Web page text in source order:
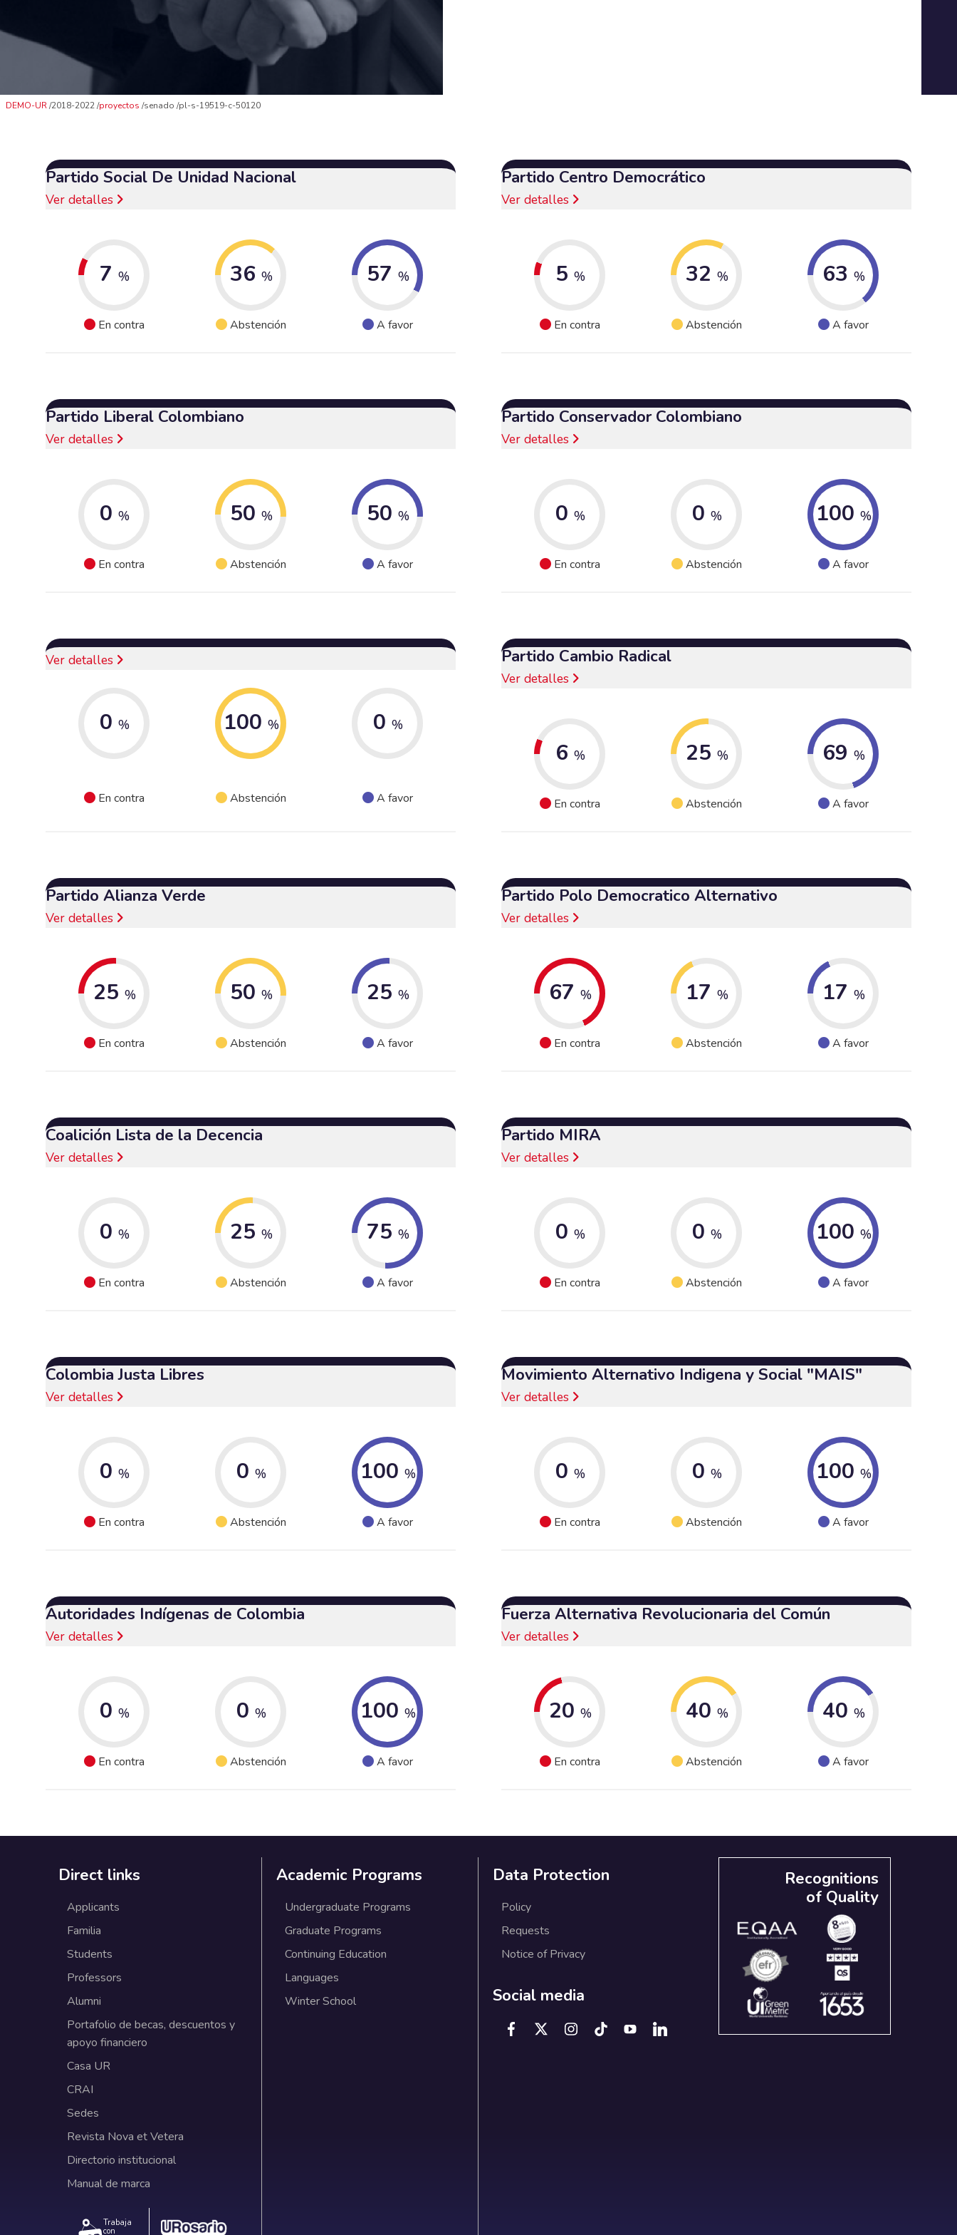
DEMO-UR 2018-2022 proyectos senado pl-s-19519-c-50120
Partido Social De Unidad Nacional
Ver detalles
7 %
En contra
36 %
Abstención
57 %
A favor
Partido Centro Democrático
Ver detalles
5 %
En contra
32 %
Abstención
63 %
A favor
Partido Liberal Colombiano
Ver detalles
0 %
En contra
50 %
Abstención
50 %
A favor
Partido Conservador Colombiano
Ver detalles
0 %
En contra
0 %
Abstención
100 %
A favor
Ver detalles
0 %
En contra
100 %
Abstención
0 %
A favor
Partido Cambio Radical
Ver detalles
6 %
En contra
25 %
Abstención
69 %
A favor
Partido Alianza Verde
Ver detalles
25 %
En contra
50 %
Abstención
25 %
A favor
Partido Polo Democratico Alternativo
Ver detalles
67 %
En contra
17 %
Abstención
17 %
A favor
Coalición Lista de la Decencia
Ver detalles
0 %
En contra
25 %
Abstención
75 %
A favor
Partido MIRA
Ver detalles
0 %
En contra
0 %
Abstención
100 %
A favor
Colombia Justa Libres
Ver detalles
0 %
En contra
0 %
Abstención
100 %
A favor
Movimiento Alternativo Indigena y Social "MAIS"
Ver detalles
0 %
En contra
0 %
Abstención
100 %
A favor
Autoridades Indígenas de Colombia
Ver detalles
0 %
En contra
0 %
Abstención
100 %
A favor
Fuerza Alternativa Revolucionaria del Común
Ver detalles
20 %
En contra
40 %
Abstención
40 %
A favor
Direct links
Applicants
Familia
Students
Professors
Alumni
Portafolio de becas, descuentos y
apoyo financiero
Casa UR
CRAI
Sedes
Revista Nova et Vetera
Directorio institucional
Manual de marca
Trabaja
con
Academic Programs
Undergraduate Programs
Graduate Programs
Continuing Education
Languages
Winter School
Data Protection
Policy
Requests
Notice of Privacy
Social media
Recognitions
of Quality